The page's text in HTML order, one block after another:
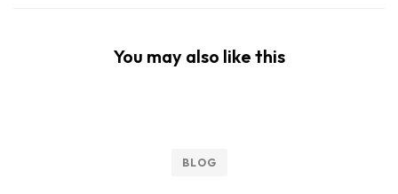
You may also like this
BLOG